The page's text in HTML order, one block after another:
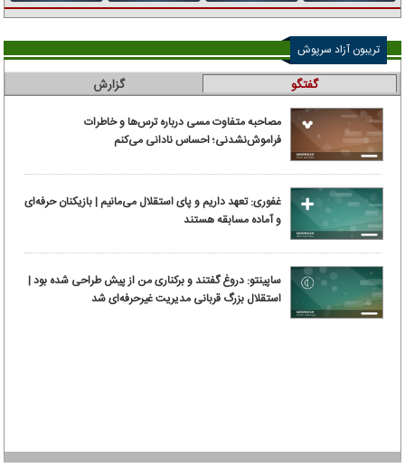
تریبون آزاد سرپوش
گفتگو گزارش
مصاحبه متفاوت مسی درباره ترس‌ها و خاطرات
فراموش‌نشدنی؛ احساس نادانی می‌کنم
غفوری: تعهد داریم و پای استقلال می‌مانیم | بازیکنان حرفه‌ای
و آماده مسابقه هستند
ساپینتو: دروغ گفتند و برکناری من از پیش طراحی شده بود |
استقلال بزرگ قربانی مدیریت غیرحرفه‌ای شد